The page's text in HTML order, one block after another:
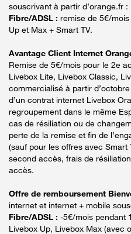
souscrivant à partir d’orange.fr :
Fibre/ADSL : remise de 5€/
Up et Max + Smart TV.
Avantage Client Internet
Remise de 5€/mois pour le 2e
Livebox Lite, Livebox Classic,
commercialisé à partir
d’un contrat internet Livebox
regroupement dans le même
cas de résiliation ou de
perte de la remise et fin de
(sauf pour les offres avec Smart
second accès, frais de
accès.
Offre de remboursement
internet et internet + mobile
Fibre/ADSL : -5€/mois pendant
Livebox Up, Livebox Max (avec